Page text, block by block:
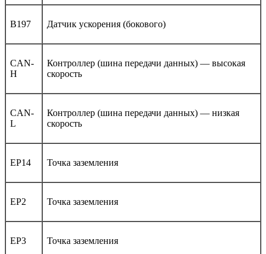
B197 Датчик ускорения (бокового)
CAN-
H
Контроллер (шина передачи данных) — высокая
скорость
CAN-
L
Контроллер (шина передачи данных) — низкая
скорость
EP14 Точка заземления
EP2 Точка заземления
EP3 Точка заземления